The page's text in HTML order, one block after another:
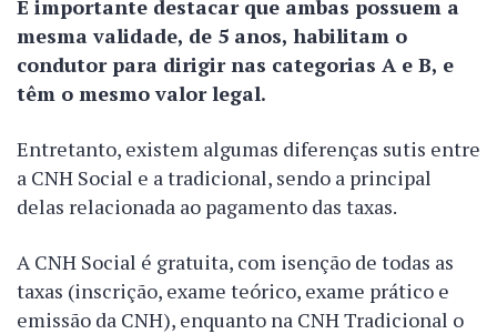
É importante destacar que ambas possuem a
mesma validade, de 5 anos, habilitam o
condutor para dirigir nas categorias A e B, e
têm o mesmo valor legal.
Entretanto, existem algumas diferenças sutis entre
a CNH Social e a tradicional, sendo a principal
delas relacionada ao pagamento das taxas.
A CNH Social é gratuita, com isenção de todas as
taxas (inscrição, exame teórico, exame prático e
emissão da CNH), enquanto na CNH Tradicional o